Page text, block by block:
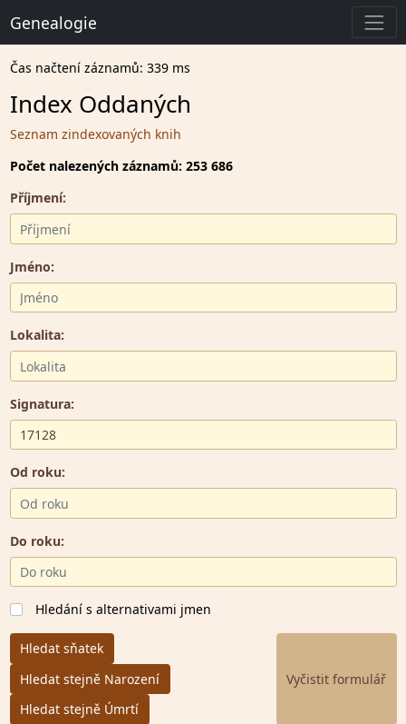
Genealogie
Čas načtení záznamů: 339 ms
Index Oddaných
Seznam zindexovaných knih
Počet nalezených záznamů: 253 686
Příjmení:
Jméno:
Lokalita:
Signatura:
Od roku:
Do roku:
Hledání s alternativami jmen
Hledat sňatek
Hledat stejně Narození
Hledat stejně Úmrtí